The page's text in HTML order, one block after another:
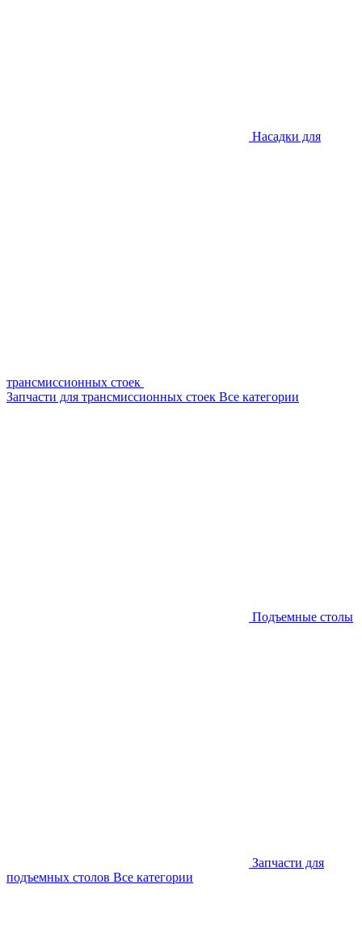
Насадки для
трансмиссионных стоек
Запчасти для трансмиссионных стоек Все категории
Подъемные столы
Запчасти для
подъемных столов Все категории